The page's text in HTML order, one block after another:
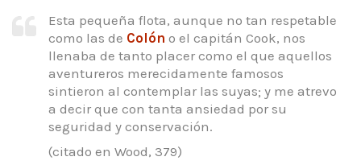
Esta pequeña flota, aunque no tan respetable
como las de Colón o el capitán Cook, nos
llenaba de tanto placer como el que aquellos
aventureros merecidamente famosos
sintieron al contemplar las suyas; y me atrevo
a decir que con tanta ansiedad por su
seguridad y conservación.
(citado en Wood, 379)